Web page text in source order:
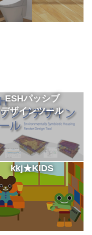
ESHパッシブ
デザインツール
kkj★KIDS